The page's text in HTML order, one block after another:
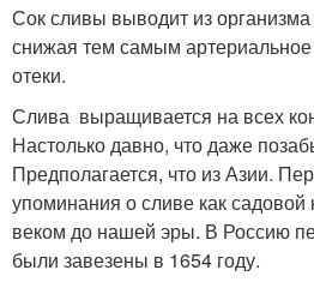
Сок сливы выводит из
снижая тем самым
отеки.
Слива выращивается на всех
Настолько давно, что даже
Предполагается, что из Азии.
упоминания о сливе как садовой
веком до нашей эры. В Рос­сию
были завезены в 1654 году.